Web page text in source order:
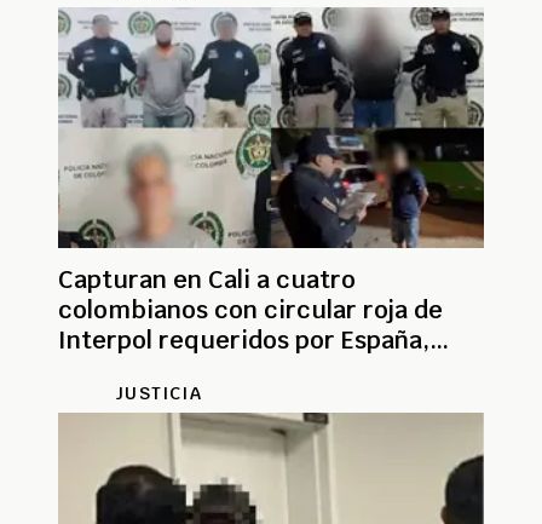
Capturan en Cali a cuatro
colombianos con circular roja de
Interpol requeridos por España,
JUSTICIA